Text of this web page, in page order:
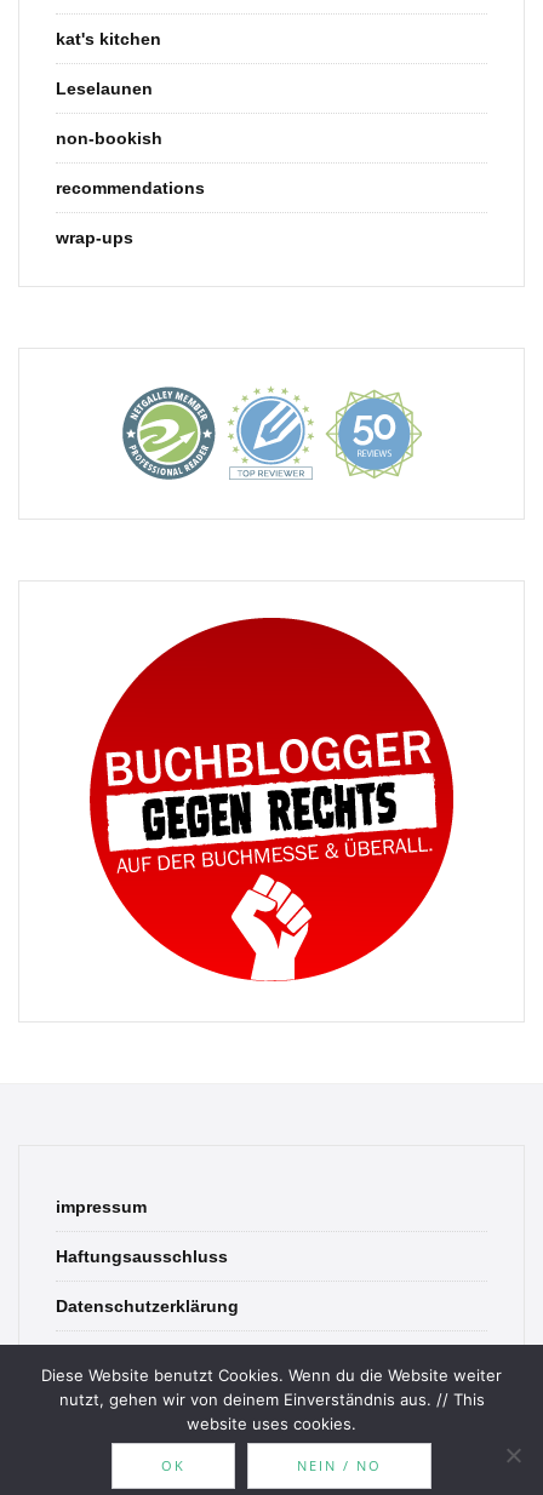
kat's kitchen
Leselaunen
non-bookish
recommendations
wrap-ups
impressum
Haftungsausschluss
Datenschutzerklärung
Diese Website benutzt Cookies. Wenn du die Website weiter
nutzt, gehen wir von deinem Einverständnis aus. // This
website uses cookies.
OK NEIN / NO